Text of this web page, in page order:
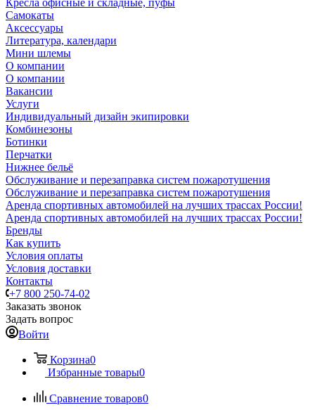
Кресла офисные и складные, пуфы
Самокаты
Аксессуары
Литература, календари
Мини шлемы
О компании
О компании
Вакансии
Услуги
Индивидуальный дизайн экипировки
Комбинезоны
Ботинки
Перчатки
Нижнее бельё
Обслуживание и перезаправка систем пожаротушения
Обслуживание и перезаправка систем пожаротушения
Аренда спортивных автомобилей на лучших трассах России!
Аренда спортивных автомобилей на лучших трассах России!
Бренды
Как купить
Условия оплаты
Условия доставки
Контакты
+7 800 250-74-02
Заказать звонок
Задать вопрос
Войти
Корзина0
Избранные товары0
Сравнение товаров0